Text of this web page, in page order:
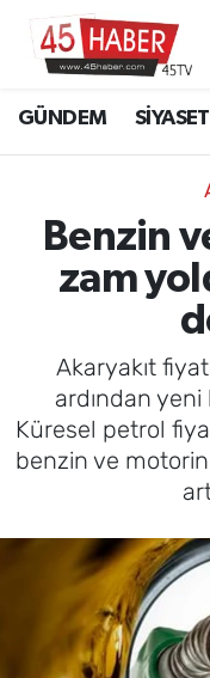
GÜNDEM SİYASET
Benzin
zam
Akaryakıt
ardından
Küresel petrol
benzin ve
SİYASET
EKONOMİ
EĞİTİM
SAĞLIK
MAGAZİN
Manisa Hava
Manisa
Manisa Trafik
Süper Lig
Tüm
Son Dakika